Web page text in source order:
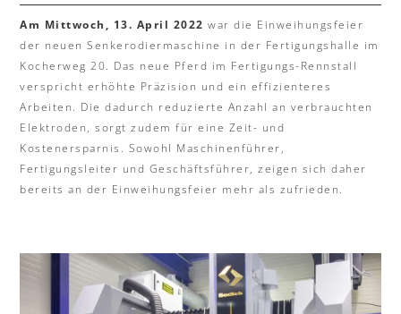
Am Mittwoch, 13. April 2022war die Einweihungsfeier
der neuen Senkerodiermaschine in der Fertigungshalle im
Kocherweg 20. Das neue Pferd im Fertigungs-Rennstall
verspricht erhöhte Präzision und ein effizienteres
Arbeiten. Die dadurch reduzierte Anzahl an verbrauchten
Elektroden, sorgt zudem für eine Zeit- und
Kostenersparnis. Sowohl Maschinenführer,
Fertigungsleiter und Geschäftsführer, zeigen sich daher
bereits an der Einweihungsfeier mehr als zufrieden.